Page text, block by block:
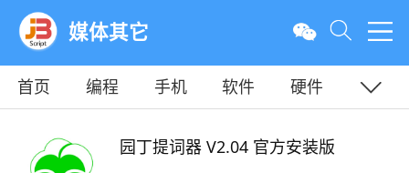
媒体其它
首页 编程 手机 软件
硬件
园丁提词器 V2.04 官方安装版